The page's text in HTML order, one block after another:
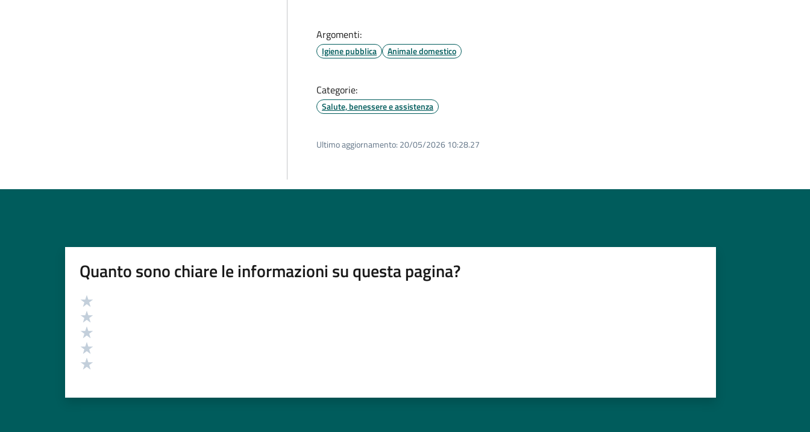
Argomenti:
Igiene pubblica Animale domestico
Categorie:
Salute, benessere e assistenza
Ultimo aggiornamento: 20/05/2026 10:28.27
Quanto sono chiare le informazioni su questa pagina?
Valutazione